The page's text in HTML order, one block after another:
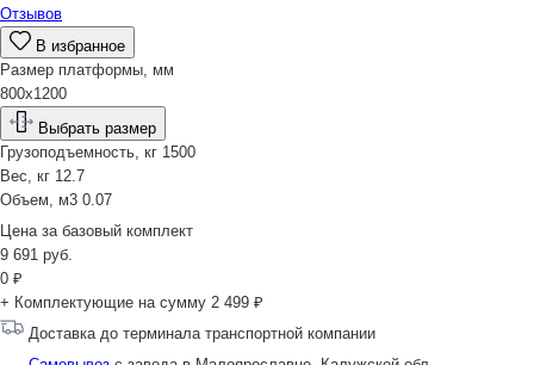
Отзывов
В избранное
Размер платформы, мм
800х1200
Выбрать размер
Грузоподъемность, кг 1500
Вес, кг 12.7
Объем, м3 0.07
Цена за базовый комплект
9 691 руб.
0 ₽
+ Комплектующие на сумму 2 499 ₽
Доставка до терминала транспортной компании